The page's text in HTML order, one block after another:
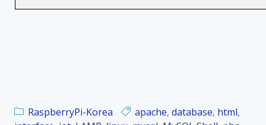
RaspberryPi-Korea apache, database, html,